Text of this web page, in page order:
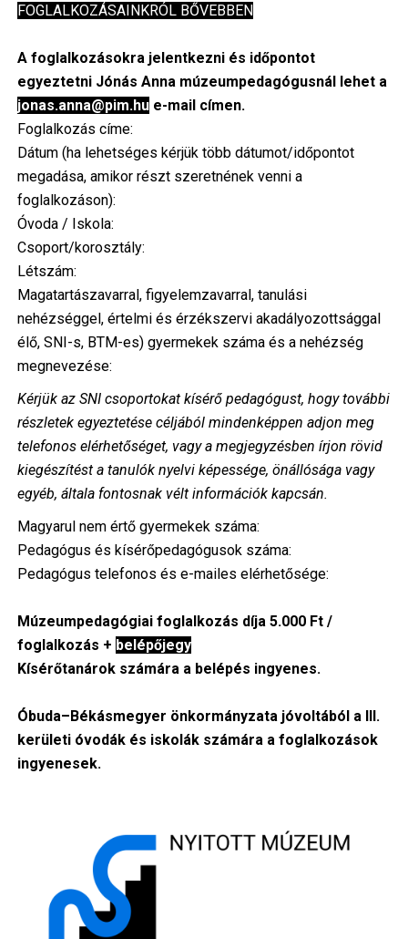
FOGLALKOZÁSAINKRÓL BŐVEBBEN
A foglalkozásokra jelentkezni és időpontot
egyeztetni Jónás Anna múzeumpedagógusnál lehet a
jonas.anna@pim.hue-mail címen.
Foglalkozás címe:
Dátum (ha lehetséges kérjük több dátumot/időpontot
megadása, amikor részt szeretnének venni a
foglalkozáson):
Óvoda / Iskola:
Csoport/korosztály:
Létszám:
Magatartászavarral, figyelemzavarral, tanulási
nehézséggel, értelmi és érzékszervi akadályozottsággal
élő, SNI-s, BTM-es) gyermekek száma és a nehézség
megnevezése:
Kérjük az SNI csoportokat kísérő pedagógust, hogy további
részletek egyeztetése céljából mindenképpen adjon meg
telefonos elérhetőséget, vagy a megjegyzésben írjon rövid
kiegészítést a tanulók nyelvi képessége, önállósága vagy
egyéb, általa fontosnak vélt információk kapcsán.
Magyarul nem értő gyermekek száma:
Pedagógus és kísérőpedagógusok száma:
Pedagógus telefonos és e-mailes elérhetősége:
Múzeumpedagógiai foglalkozás díja 5.000 Ft /
foglalkozás + belépőjegy
Kísérőtanárok számára a belépés ingyenes.
Óbuda–Békásmegyer önkormányzata jóvoltából a III.
kerületi óvodák és iskolák számára a foglalkozások
ingyenesek.